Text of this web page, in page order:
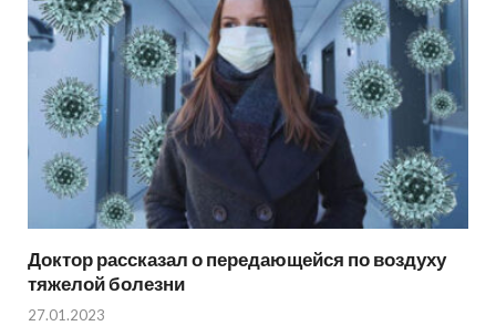
Доктор рассказал о передающейся по воздуху
тяжелой болезни
27.01.2023